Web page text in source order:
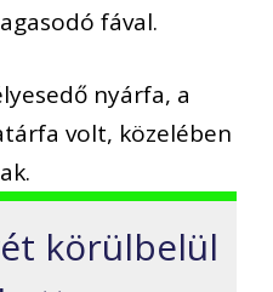
fával.
nyárfa, a
volt, közelében
körülbelül